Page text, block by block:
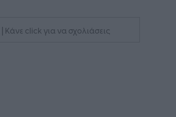
| Κάνε click για να σχολιάσεις